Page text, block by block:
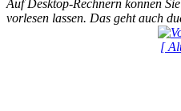
Auf Desktop-Rechnern können
vorlesen lassen. Das geht auch
[